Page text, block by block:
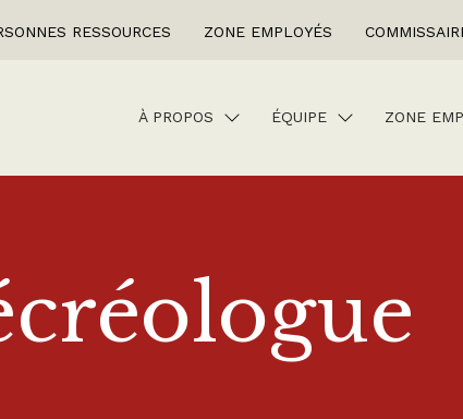
ZONE EMPLOYÉS
RESSOURCES
À PROPOS ÉQUIPE ZONE